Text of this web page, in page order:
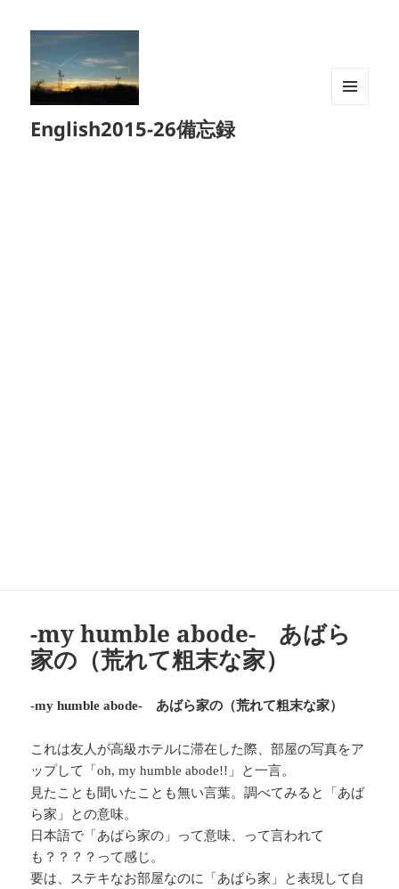
English2015-26備忘録
-my humble abode- あばら
家の（荒れて粗末な家）
-my humble abode- あばら家の（荒れて粗末な家）
これは友人が高級ホテルに滞在した際、部屋の写真をア
ップして「oh, my humble abode!! 」と一言。
見たことも聞いたことも無い言葉。調べてみると「あば
ら家」との意味。
日本語で「あばら家の」って意味、って言われて
も？？？？って感じ。
要は、ステキなお部屋なのに「あばら家」と表現して自